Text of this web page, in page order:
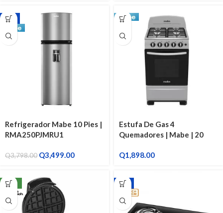
-8%
Refrigerador Mabe 10 Pies |
RMA250PJMRU1
Q3,798.00 Q3,499.00
Estufa De Gas 4
Quemadores | Mabe | 20
Q1,898.00
NEW -9%